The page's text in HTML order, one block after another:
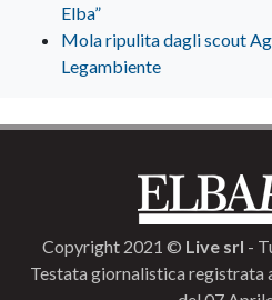
Elba”
Mola ripulita dagli scout
Legambiente
Copyright 2021 © Live srl -
Testata giornalistica registrata